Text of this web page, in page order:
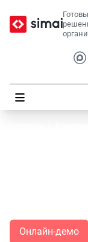
Онлайн-демо